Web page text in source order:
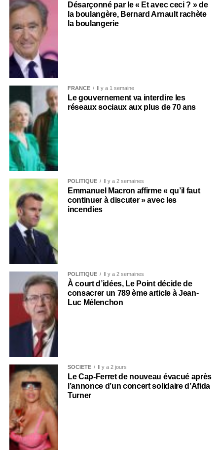
Désarçonné par le « Et avec ceci ? » de
la boulangère, Bernard Arnault rachète
la boulangerie
FRANCE Il y a 1 semaine
Le gouvernement va interdire les
réseaux sociaux aux plus de 70 ans
POLITIQUE Il y a 2 semaines
Emmanuel Macron affirme « qu’il faut
continuer à discuter » avec les
incendies
POLITIQUE Il y a 2 semaines
À court d’idées, Le Point décide de
consacrer un 789 ème article à Jean-
Luc Mélenchon
SOCIÉTÉ Il y a 2 jours
Le Cap-Ferret de nouveau évacué après
l’annonce d’un concert solidaire d’Afida
Turner